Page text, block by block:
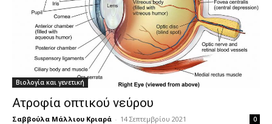
Βιολογία και γενετική
Ατροφία οπτικού νεύρου
Σαββούλα Μάλλιου Κριαρά - 14 Σεπτεμβρίου 2021 0